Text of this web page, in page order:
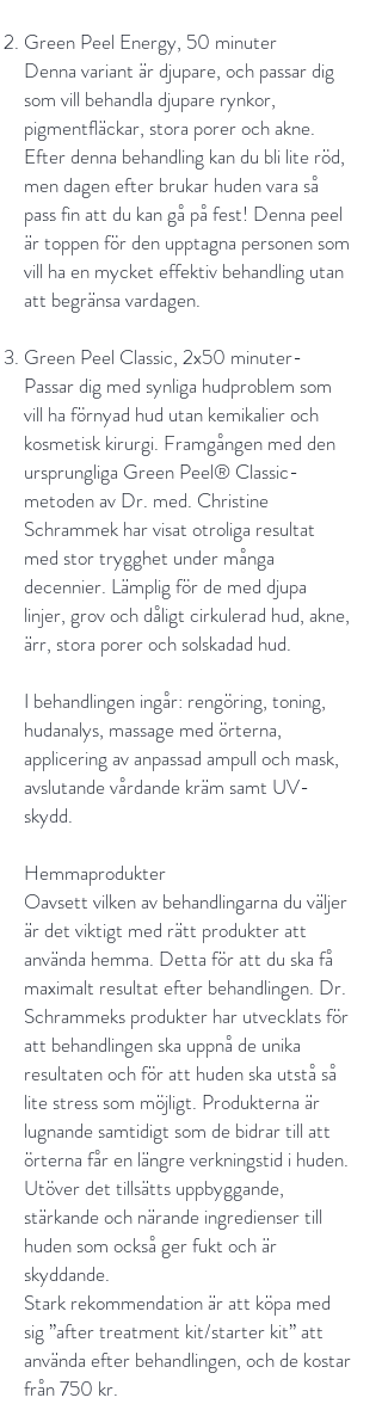
Green Peel Energy, 50 minuter
Denna variant är djupare, och passar dig
som vill behandla djupare rynkor,
pigmentfläckar, stora porer och akne.
Efter denna behandling kan du bli lite röd,
men dagen efter brukar huden vara så
pass fin att du kan gå på fest! Denna peel
är toppen för den upptagna personen som
vill ha en mycket effektiv behandling utan
att begränsa vardagen.
Green Peel Classic, 2x50 minuter-
Passar dig med synliga hudproblem som
vill ha förnyad hud utan kemikalier och
kosmetisk kirurgi. Framgången med den
ursprungliga Green Peel® Classic-
metoden av Dr. med. Christine
Schrammek har visat otroliga resultat
med stor trygghet under många
decennier. Lämplig för de med djupa
linjer, grov och dåligt cirkulerad hud, akne,
ärr, stora porer och solskadad hud.
I behandlingen ingår: rengöring, toning,
hudanalys, massage med örterna,
applicering av anpassad ampull och mask,
avslutande vårdande kräm samt UV-
skydd.​
Hemmaprodukter
Oavsett vilken av behandlingarna du väljer
är det viktigt med rätt produkter att
använda hemma. Detta för att du ska få
maximalt resultat efter behandlingen. Dr.
Schrammeks produkter har utvecklats för
att behandlingen ska uppnå de unika
resultaten och för att huden ska utstå så
lite stress som möjligt. Produkterna är
lugnande samtidigt som de bidrar till att
örterna får en längre verkningstid i huden.
Utöver det tillsätts uppbyggande,
stärkande och närande ingredienser till
huden som också ger fukt och är
skyddande.
Stark rekommendation är att köpa med
sig ”after treatment kit/starter kit” att
använda efter behandlingen, och de kostar
från 750 kr.